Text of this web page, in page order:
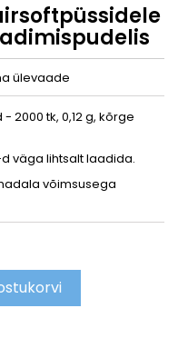
ülevaade
2000 tk, 0,12 g, kõrge
väga lihtsalt laadida.
võimsusega